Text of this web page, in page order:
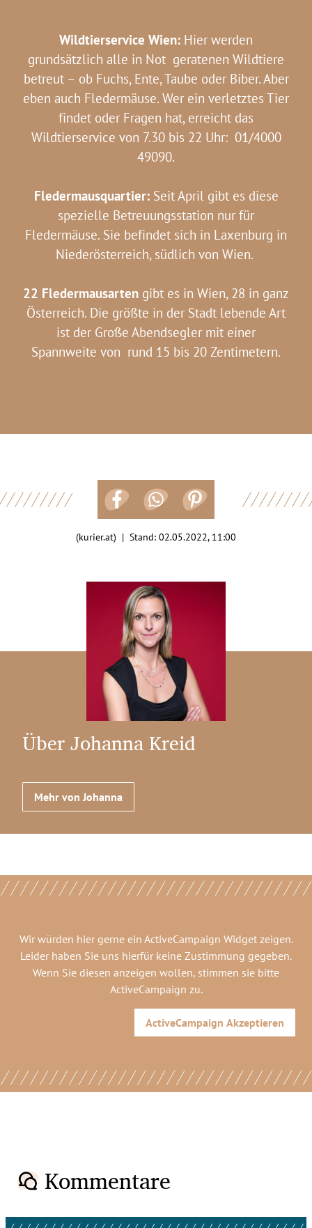
Wildtierservice Wien: Hier werden
grundsätzlich alle in Not geratenen Wildtiere
betreut – ob Fuchs, Ente, Taube oder Biber. Aber
eben auch Fledermäuse. Wer ein verletztes Tier
findet oder Fragen hat, erreicht das
Wildtierservice von 7.30 bis 22 Uhr: 01/4000
49090.
Fledermausquartier:Seit April gibt es diese
spezielle Betreuungsstation nur für
Fledermäuse. Sie befindet sich in Laxenburg in
Niederösterreich, südlich von Wien.
22 Fledermausarten gibt es in Wien, 28 in ganz
Österreich. Die größte in der Stadt lebende Art
ist der Große Abendsegler mit einer
Spannweite von rund 15 bis 20 Zentimetern.
(kurier.at) | Stand: 02.05.2022, 11:00
Über Johanna Kreid
Mehr von Johanna
Wir würden hier gerne ein ActiveCampaign Widgetzeigen.
Leider haben Sie uns hierfür keine Zustimmung gegeben.
Wenn Sie diesen anzeigen wollen, stimmen sie bitte
ActiveCampaign zu.
ActiveCampaign Akzeptieren
Kommentare